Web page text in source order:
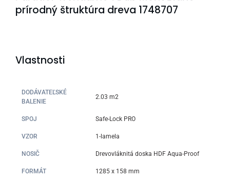
prírodný štruktúra dreva 1748707
Vlastnosti
DODÁVATEĽSKÉ
BALENIE
2.03 m2
SPOJ Safe-Lock PRO
VZOR 1-lamela
NOSIČ Drevovláknitá doska HDF Aqua-Proof
FORMÁT 1285 x 158 mm